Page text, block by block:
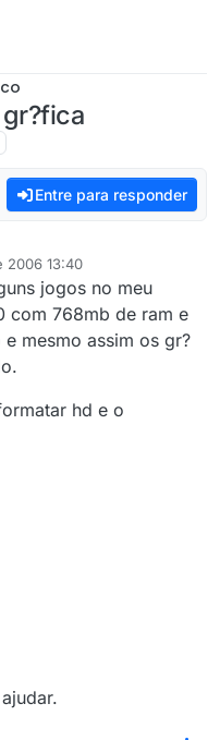
Entre para responder
2006 13:40
jogos no meu
com 768mb de ram e
mesmo assim os gr?
hd e o